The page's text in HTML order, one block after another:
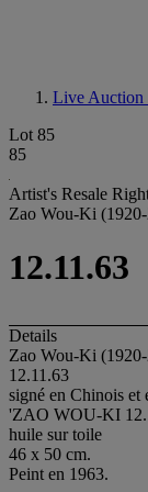
Live Auction
Lot 85
85
Artist's Resale
Zao Wou-Ki
12.11.63
Details
Zao Wou-Ki
12.11.63
signé en Chinois et
'ZAO WOU-KI
huile sur toile
46 x 50 cm.
Peint en 1963.